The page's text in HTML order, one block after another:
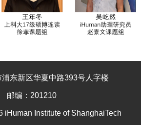
东新区华夏中路393号人字楼
邮编：201210
iHuman Institute of ShanghaiTech